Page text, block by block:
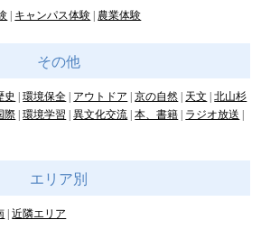
キャンパス体験 農業体験
その他
史 環境保全 アウトドア 京の自然 天文
北山杉
際 環境学習 異文化交流 本、書籍
ラジオ放送
エリア別
近隣エリア